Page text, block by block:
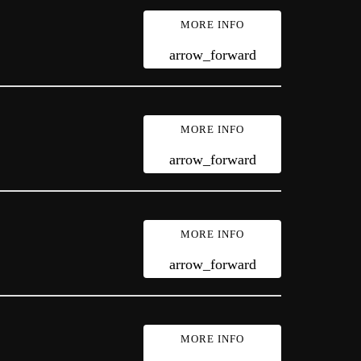
MORE INFO
arrow_forward
MORE INFO
arrow_forward
MORE INFO
arrow_forward
MORE INFO